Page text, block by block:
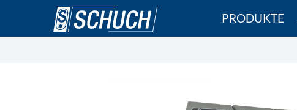
Inhalt
PRODUKTE